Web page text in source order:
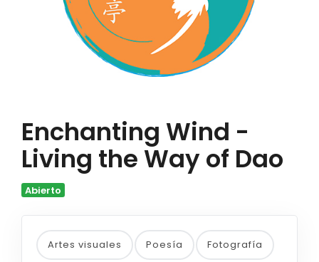
Enchanting Wind -
Living the Way of Dao
Abierto
Artes visuales Poesía Fotografía